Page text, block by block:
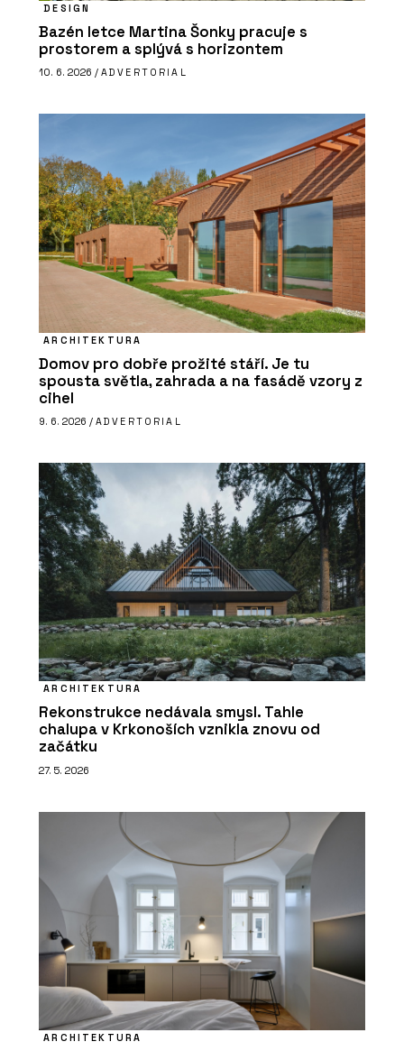
DESIGN
Bazén letce Martina Šonky pracuje s
prostorem a splývá s horizontem
10. 6. 2026 / ADVERTORIAL
ARCHITEKTURA
Domov pro dobře prožité stáří. Je tu
spousta světla, zahrada a na fasádě vzory z
cihel
9. 6. 2026 / ADVERTORIAL
ARCHITEKTURA
Rekonstrukce nedávala smysl. Tahle
chalupa v Krkonoších vznikla znovu od
začátku
27. 5. 2026
ARCHITEKTURA